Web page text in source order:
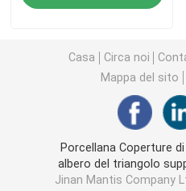
Guardia dell'albero di
Cuscinetti di plastica di
Foglio di coroplasto
Casa Circa noi
Mappa del sito
Porcellana Coperture
albero del triangolo
Jinan Mantis Company